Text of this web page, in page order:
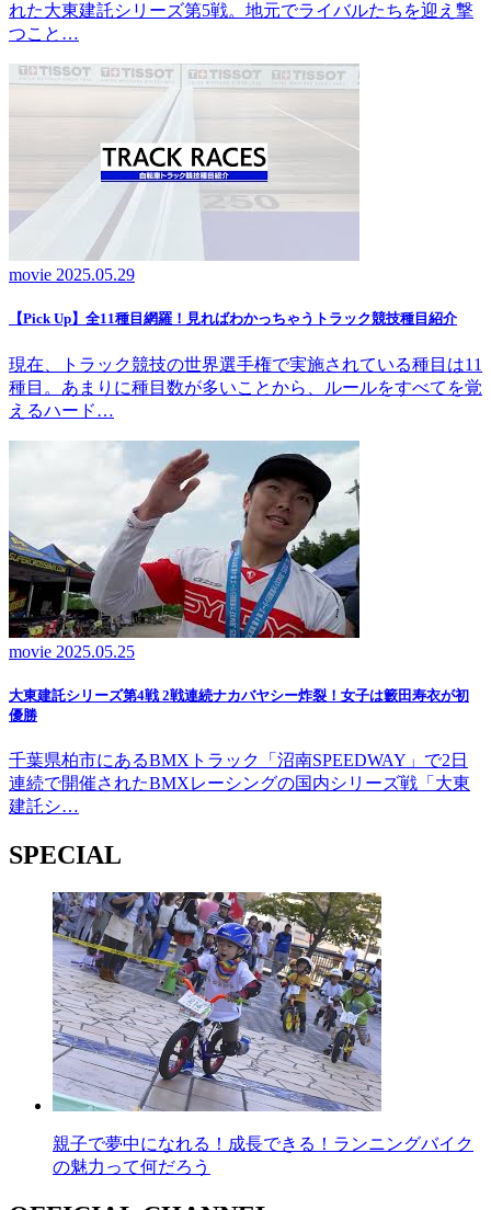
れた大東建託シリーズ第5戦。地元でライバルたちを迎え撃
つこと…
movie 2025.05.29
【Pick Up】全11種目網羅！見ればわかっちゃうトラック競技種目紹介
現在、トラック競技の世界選手権で実施されている種目は11
種目。あまりに種目数が多いことから、ルールをすべてを覚
えるハード…
movie 2025.05.25
大東建託シリーズ第4戦 2戦連続ナカバヤシー炸裂！女子は籔田寿衣が初
優勝
千葉県柏市にあるBMXトラック「沼南SPEEDWAY」で2日
連続で開催されたBMXレーシングの国内シリーズ戦「大東
建託シ…
SPECIAL
親子で夢中になれる！成長できる！ランニングバイク
の魅力って何だろう